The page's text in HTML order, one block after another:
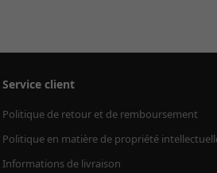
Service client
Politique de retour et de remboursement
Politique en matière de propriété
Informations de livraison